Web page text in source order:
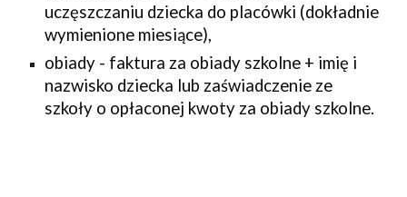
uczęszczaniu dziecka do placówki (dokładnie
wymienione miesiące),
obiady - faktura za obiady szkolne + imię i
nazwisko dziecka lub zaświadczenie ze
szkoły o opłaconej kwoty za obiady szkolne.